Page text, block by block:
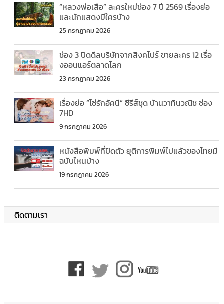
“หลวงพ่อเสือ” ละครใหม่ช่อง 7 ปี 2569 เรื่องย่อ
และนักแสดงมีใครบ้าง
25 กรกฎาคม 2026
ช่อง 3 ปิดดีลบริษัทจากสิงคโปร์ ขายละคร 12 เรื่อ
งออนแอร์ตลาดโลก
23 กรกฎาคม 2026
เรื่องย่อ “โซ่รักอัคนี” ซีรีส์ชุด บ้านวาทินวณิช ช่อง
7HD
9 กรกฎาคม 2026
หนังสือพิมพ์ที่ปิดตัว ยุติการพิมพ์ไปแล้วของไทยมี
ฉบับไหนบ้าง
19 กรกฎาคม 2026
ติดตามเรา